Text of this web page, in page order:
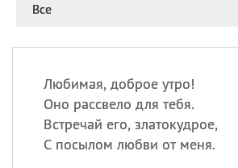
Все
Любимая, доброе утро!
Оно рассвело для тебя.
Встречай его, златокудрое,
С посылом любви от меня.
12.08